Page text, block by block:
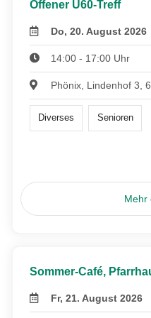
Offener Ü60-Treff
Do, 20. August 2026
14:00 - 17:00 Uhr
Phönix, Lindenhof 3,
Diverses Senioren
Mehr
Sommer-Café,
Fr, 21. August 2026